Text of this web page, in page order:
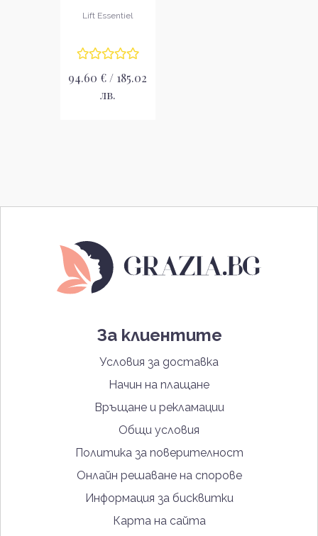
стягащ серум
Lift Essentiel
94.60 € / 185.02
лв.
За клиентите
Условия за доставка
Начин на плащане
Връщане и рекламации
Общи условия
Политика за поверителност
Онлайн решаване на спорове
Информация за бисквитки
Карта на сайта